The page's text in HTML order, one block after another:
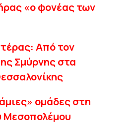
«ο φονέας των
Από τον
Σμύρνης στα
ομάδες στη
Μεσοπολέμου